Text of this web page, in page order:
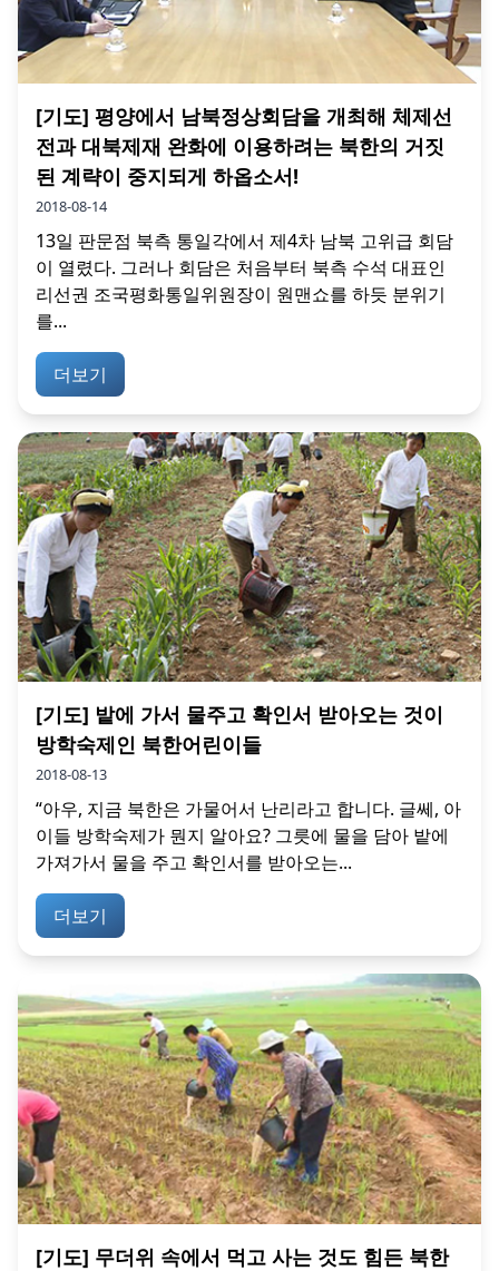
[기도] 평양에서 남북정상회담을 개최해 체제선
전과 대북제재 완화에 이용하려는 북한의 거짓
된 계략이 중지되게 하옵소서!
2018-08-14
13일 판문점 북측 통일각에서 제4차 남북 고위급 회담
이 열렸다. 그러나 회담은 처음부터 북측 수석 대표인
리선권 조국평화통일위원장이 원맨쇼를 하듯 분위기
를...
더보기
[기도] 밭에 가서 물주고 확인서 받아오는 것이
방학숙제인 북한어린이들
2018-08-13
“아우, 지금 북한은 가물어서 난리라고 합니다. 글쎄, 아
이들 방학숙제가 뭔지 알아요? 그릇에 물을 담아 밭에
가져가서 물을 주고 확인서를 받아오는...
더보기
[기도] 무더위 속에서 먹고 사는 것도 힘든 북한